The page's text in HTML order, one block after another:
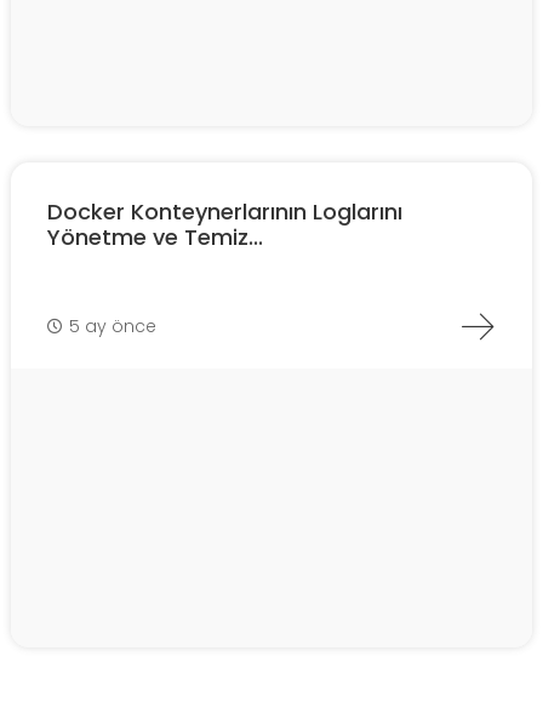
Docker Konteynerlarının Loglarını
Yönetme ve Temiz...
5 ay önce